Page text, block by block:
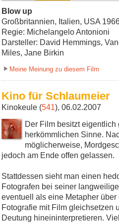
Blow up
Großbritannien, Italien, USA
Regie: Michelangelo Antonioni
Darsteller: David Hemmings,
Miles, Jane Birkin
Meine Meinung zu diesem Film
Kino für Schlaumeier
Kinokeule (541), 06.02.2007
Der Film besitzt
herkömmlichen Sinne.
möglicherweise,
jedoch am Ende offen gelassen.
Stattdessen sieht man einen
Fotografen bei seiner
eventuell als eine Metapher
Fotografie mit Film gleichsetzen
Deutung hineininterpretieren.